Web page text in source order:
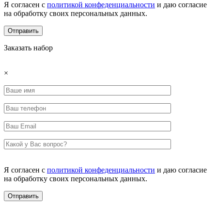
Я согласен с политикой конфеденциальности и даю согласие
на обработку своих персональных данных.
Заказать набор
×
Я согласен с политикой конфеденциальности и даю согласие
на обработку своих персональных данных.